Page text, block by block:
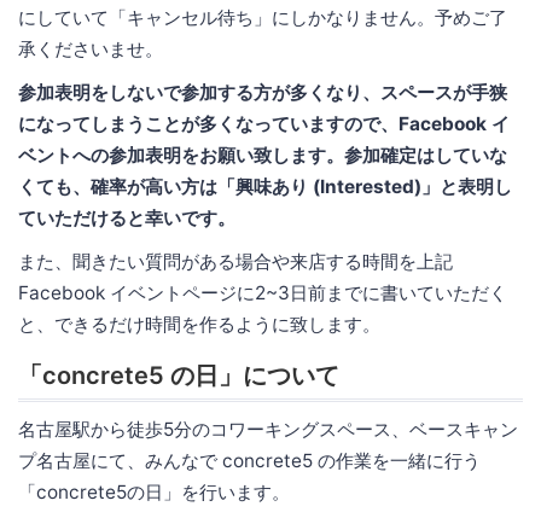
にしていて「キャンセル待ち」にしかなりません。予めご了
承くださいませ。
参加表明をしないで参加する方が多くなり、スペースが手狭
になってしまうことが多くなっていますので、Facebook イ
ベントへの参加表明をお願い致します。参加確定はしていな
くても、確率が高い方は「興味あり (Interested)」と表明し
ていただけると幸いです。
また、聞きたい質問がある場合や来店する時間を上記
Facebook イベントページに2~3日前までに書いていただく
と、できるだけ時間を作るように致します。
「concrete5 の日」について
名古屋駅から徒歩5分のコワーキングスペース、ベースキャン
プ名古屋にて、みんなで concrete5 の作業を一緒に行う
「concrete5の日」を行います。